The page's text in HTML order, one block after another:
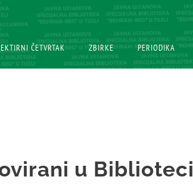
ČETVRTAK
ČETVRTAK ZBIRKE
ZBIRKE PERIODIKA
PERIODIKA
u Biblioteci